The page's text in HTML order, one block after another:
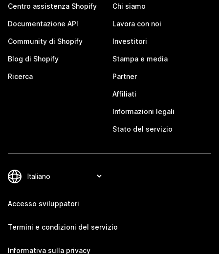
Centro assistenza Shopify
Documentazione API
Community di Shopify
Blog di Shopify
Ricerca
Chi siamo
Lavora con noi
Investitori
Stampa e media
Partner
Affiliati
Informazioni legali
Stato del servizio
Accesso sviluppatori
Termini e condizioni del servizio
Informativa sulla privacy